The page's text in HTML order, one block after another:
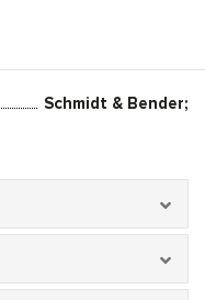
Schmidt & Bender;